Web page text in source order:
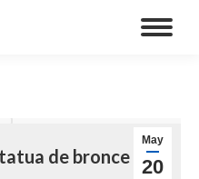
May
20
de bronce